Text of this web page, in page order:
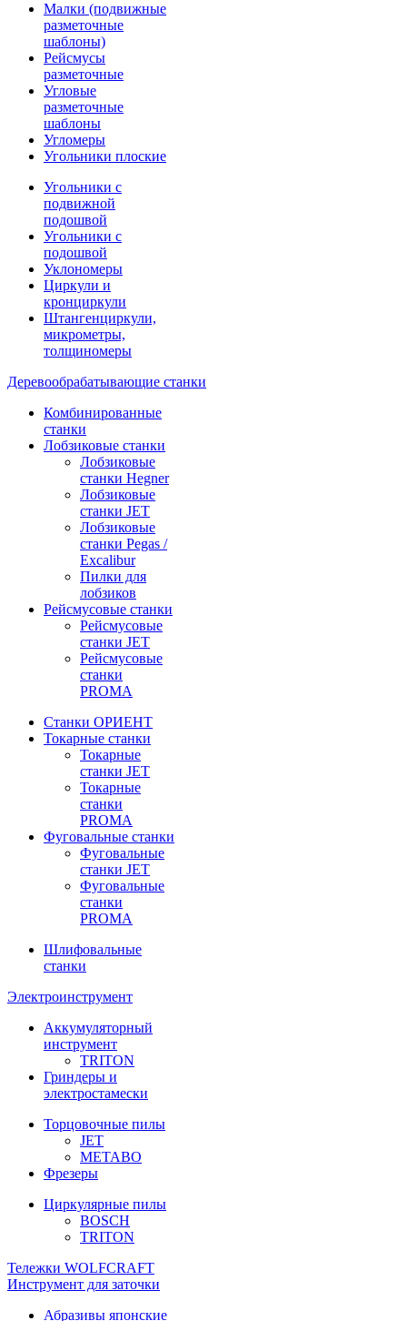
Малки (подвижные
разметочные
шаблоны)
Рейсмусы
разметочные
Угловые
разметочные
шаблоны
Угломеры
Угольники плоские
Угольники с
подвижной
подошвой
Угольники с
подошвой
Уклономеры
Циркули и
кронциркули
Штангенциркули,
микрометры,
толщиномеры
Деревообрабатывающие станки
Комбинированные
станки
Лобзиковые станки
Лобзиковые
станки Hegner
Лобзиковые
станки JET
Лобзиковые
станки Pegas /
Excalibur
Пилки для
лобзиков
Рейсмусовые станки
Рейсмусовые
станки JET
Рейсмусовые
станки
PROMA
Станки ОРИЕНТ
Токарные станки
Toкарные
станки JET
Токарные
станки
PROMA
Фуговальные станки
Фуговальные
станки JET
Фуговальные
станки
PROMA
Шлифовальные
станки
Электроинструмент
Аккумуляторный
инструмент
TRITON
Гриндеры и
электростамески
Торцовочные пилы
JET
METABO
Фрезеры
Циркулярные пилы
BOSCH
TRITON
Тележки WOLFCRAFT
Инструмент для заточки
Абразивы японские